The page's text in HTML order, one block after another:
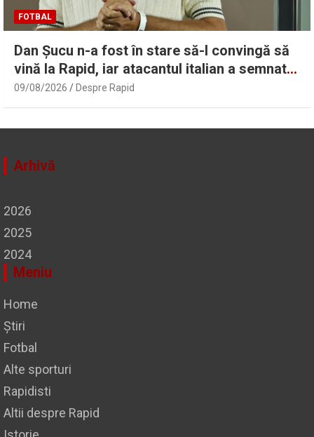
FOTBAL
Dan Șucu n-a fost în stare să-l convingă să
vină la Rapid, iar atacantul italian a semnat
cu un club modest
09/08/2026 Despre Rapid
Arhivă
2026
2025
2024
Meniu
Home
Știri
Fotbal
Alte sporturi
Rapidisti
Altii despre Rapid